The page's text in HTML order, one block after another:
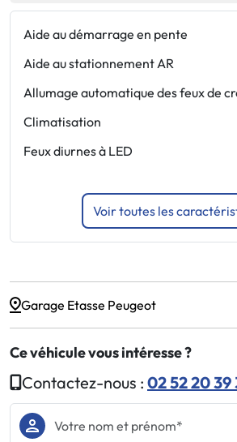
Aide au démarrage en pente
Aide au stationnement AR
Allumage automatique des feux de
Climatisation
Feux diurnes à LED
Voir toutes les
Garage Etasse Peugeot
Ce véhicule vous intéresse ?
Contactez-nous : 02 52 20 39